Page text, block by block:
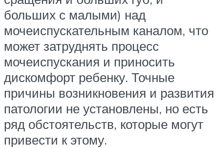
больших с малыми) над
мочеиспускательным каналом, что
может затруднять процесс
мочеиспускания и приносить
дискомфорт ребенку. Точные
причины возникновения и развития
патологии не установлены, но есть
ряд обстоятельств, которые могут
привести к этому.